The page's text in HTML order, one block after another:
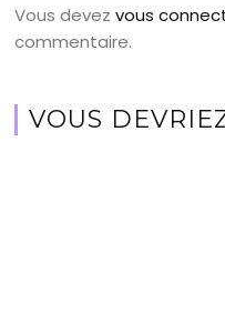
Vous devezvous
commentaire.
VOUS